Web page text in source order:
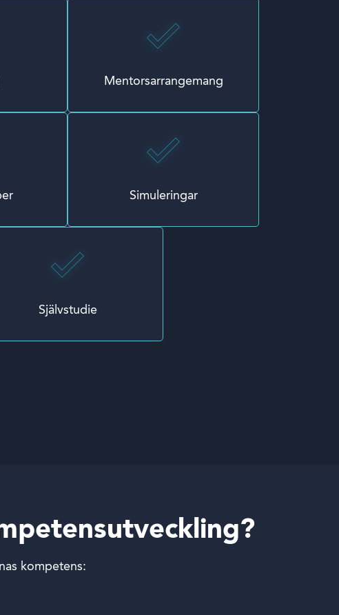
Mentorsarrangemang
Simuleringar
Självstudie
kompetens: